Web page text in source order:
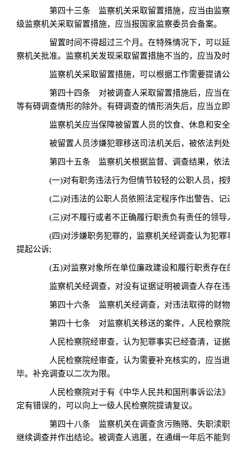
第四十三条 监察机关采取留置措施，应当由监察
级监察机关采取留置措施，应当报国家监察委员会备案。
留置时间不得超过三个月。在特殊情况下，可以延
察机关批准。监察机关发现采取留置措施不当的，应当及
监察机关采取留置措施，可以根据工作需要提请公
第四十四条 对被调查人采取留置措施后，应当在
等有碍调查情形的除外。有碍调查的情形消失后，应当立
监察机关应当保障被留置人员的饮食、休息和安全
被留置人员涉嫌犯罪移送司法机关后，被依法判处
第四十五条 监察机关根据监督、调查结果，依法
(一)对有职务违法行为但情节较轻的公职人员，按
(二)对违法的公职人员依照法定程序作出警告、记
(三)对不履行或者不正确履行职责负有责任的领导
(四)对涉嫌职务犯罪的，监察机关经调查认为犯罪
提起公诉;
(五)对监察对象所在单位廉政建设和履行职责存在
监察机关经调查，对没有证据证明被调查人存在违
第四十六条 监察机关经调查，对违法取得的财物
第四十七条 对监察机关移送的案件，人民检察院
人民检察院经审查，认为犯罪事实已经查清，证据
人民检察院经审查，认为需要补充核实的，应当退
毕。补充调查以二次为限。
人民检察院对于有《中华人民共和国刑事诉讼法》
定有错误的，可以向上一级人民检察院提请复议。
第四十八条 监察机关在调查贪污贿赂、失职渎职
继续调查并作出结论。被调查人逃匿，在通缉一年后不能